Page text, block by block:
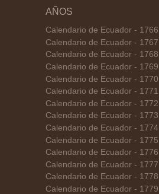
AÑOS
Calendario de Ecuador - 1766
Calendario de Ecuador - 1767
Calendario de Ecuador - 1768
Calendario de Ecuador - 1769
Calendario de Ecuador - 1770
Calendario de Ecuador - 1771
Calendario de Ecuador - 1772
Calendario de Ecuador - 1773
Calendario de Ecuador - 1774
Calendario de Ecuador - 1775
Calendario de Ecuador - 1776
Calendario de Ecuador - 1777
Calendario de Ecuador - 1778
Calendario de Ecuador - 1779